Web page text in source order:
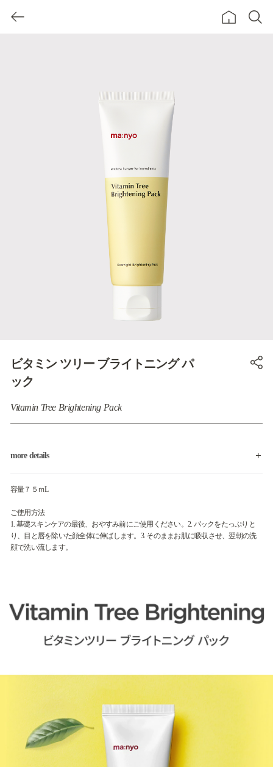
ビタミン ツリー ブライトニング パ
ック
Vitamin Tree Brightening Pack
more details
容量７５ｍL
ご使用方法
1. 基礎スキンケアの最後、おやすみ前にご使用ください。2. パックをたっぷりと
り、目と唇を除いた顔全体に伸ばします。3. そのままお肌に吸収させ、翌朝の洗
顔で洗い流します。